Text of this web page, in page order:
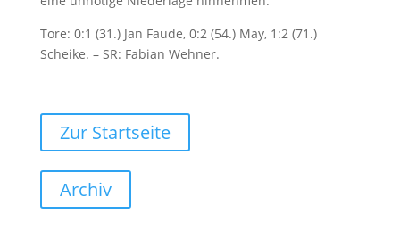
Tore: 0:1 (31.) Jan Faude, 0:2 (54.) May, 1:2 (71.)
Scheike. – SR: Fabian Wehner.
Zur Startseite
Archiv